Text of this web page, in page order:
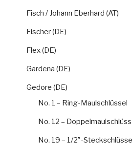
Fisch / Johann Eberhard (AT)
Fischer (DE)
Flex (DE)
Gardena (DE)
Gedore (DE)
No. 1 – Ring-Maulschlüssel
No. 12 –
No. 19 – 1/2″-